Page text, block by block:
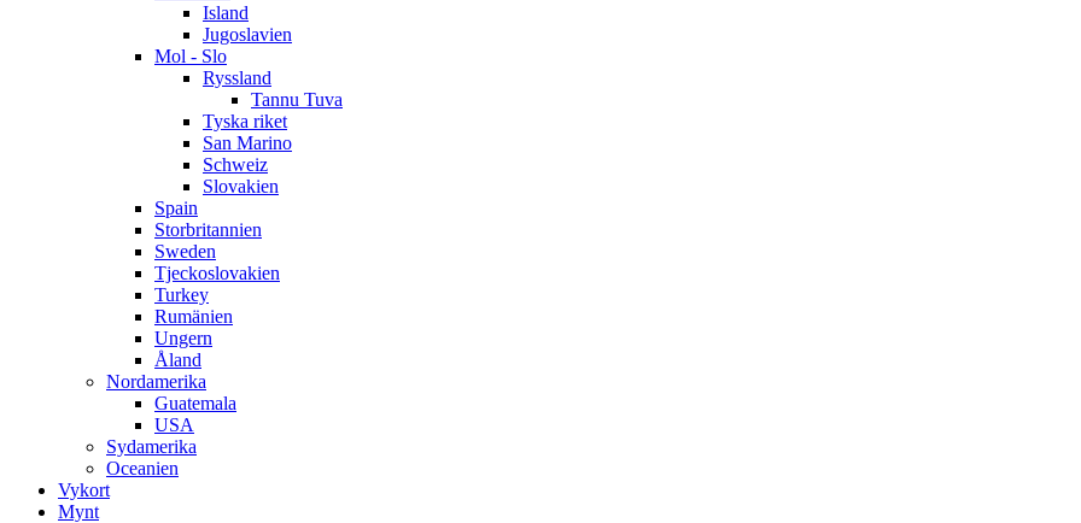
Island
Jugoslavien
Mol - Slo
Ryssland
Tannu Tuva
Tyska riket
San Marino
Schweiz
Slovakien
Spain
Storbritannien
Sweden
Tjeckoslovakien
Turkey
Rumänien
Ungern
Åland
Nordamerika
Guatemala
USA
Sydamerika
Oceanien
Vykort
Mynt